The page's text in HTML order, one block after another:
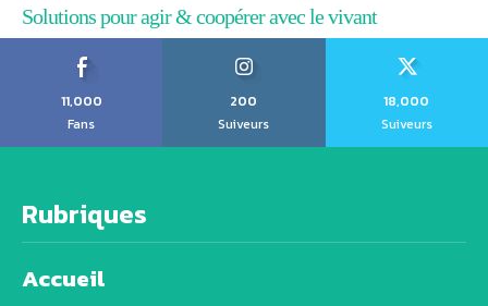
Solutions pour agir & coopérer avec le vivant
11,000
Fans
200
Suiveurs
18,000
Suiveurs
Rubriques
Accueil